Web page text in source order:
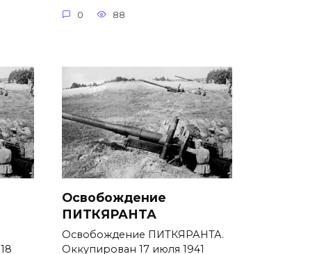
0 88
Освобождение
ПИТКЯРАНТА
Освобождение ПИТКЯРАНТА.
Оккупирован 17 июля 1941